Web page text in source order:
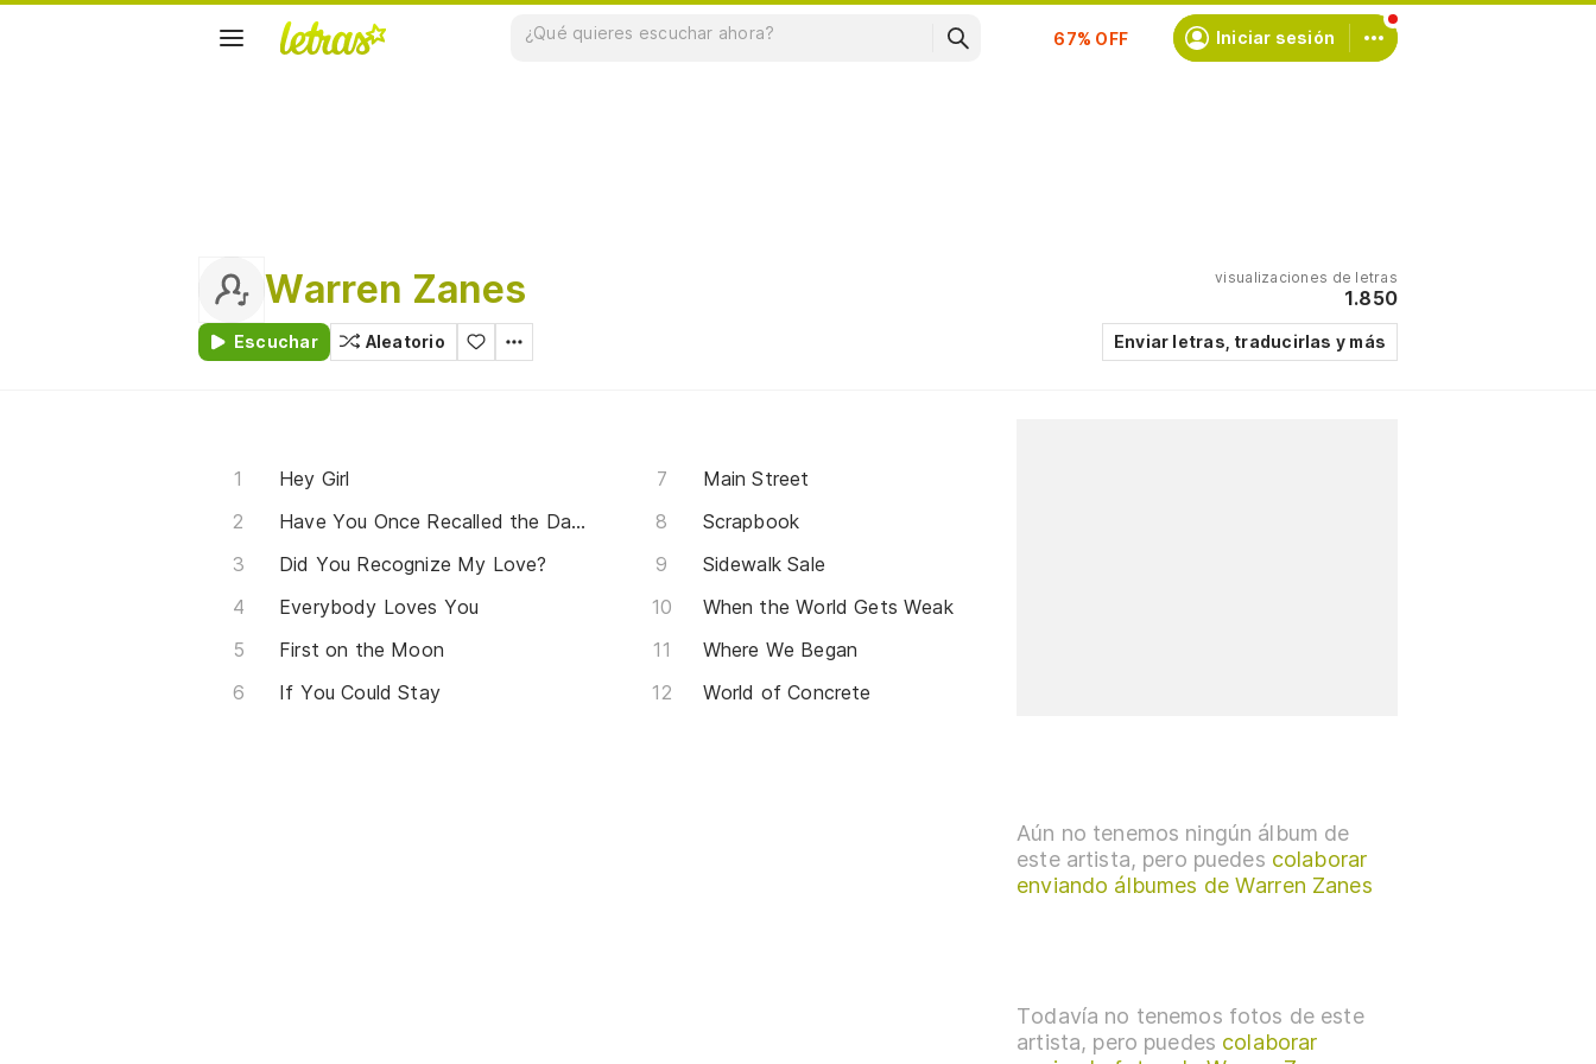
Suscríbete Iniciar sesión
Warren Zanes
Escuchar Aleatorio
visualizaciones de letras
1.850
Enviar letras, traducirlas y más
Hey Girl
Have You Once Recalled the Days?
Did You Recognize My Love?
Everybody Loves You
First on the Moon
If You Could Stay
Main Street
Scrapbook
Sidewalk Sale
When the World Gets Weak
Where We Began
World of Concrete
Aún no tenemos ningún álbum de
este artista, pero puedes colaborar
enviando álbumes de Warren Zanes
Todavía no tenemos fotos de este
artista, pero puedes colaborar